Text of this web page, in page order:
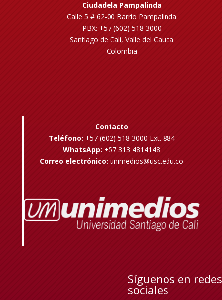
Ciudadela Pampalinda
Calle 5 # 62-00 Barrio Pampalinda
PBX: +57 (602) 518 3000
Santiago de Cali, Valle del Cauca
Colombia
Contacto
Teléfono: +57 (602) 518 3000 Ext. 884
WhatsApp: +57 313 4814148
Correo electrónico: unimedios@usc.edu.co
Síguenos en redes
sociales